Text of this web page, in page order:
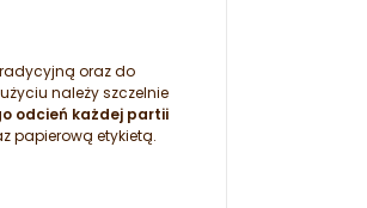
oraz do
należy szczelnie
odcień każdej partii
papierową etykietą.